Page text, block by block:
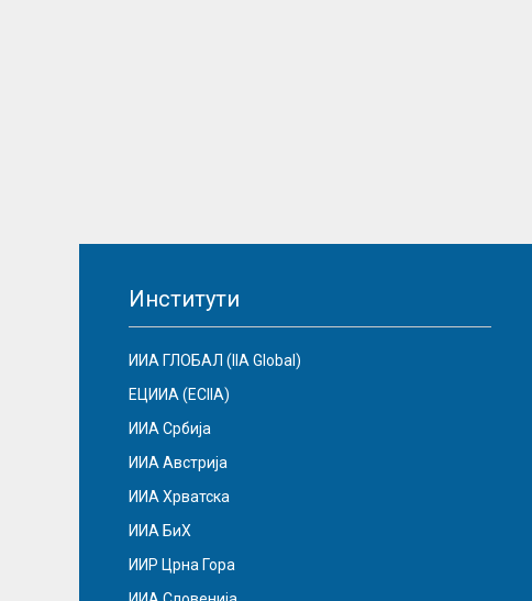
Институти
ИИА ГЛОБАЛ (IIA Global)
ЕЦИИА (ECIIA)
ИИА Србија
ИИА Австрија
ИИА Хрватска
ИИА БиХ
ИИР Црна Гора